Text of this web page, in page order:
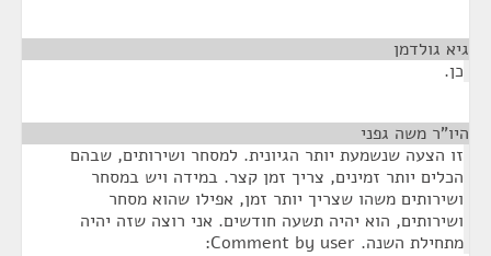
גיא גולדמן
כן.
היו"ר משה גפני
זו הצעה שנשמעת יותר הגיונית. למסחר ושירותים, שבהם
הכלים יותר זמינים, צריך זמן קצר. במידה ויש במסחר
ושירותים משהו שצריך יותר זמן, אפילו שהוא מסחר
ושירותים, הוא יהיה תשעה חודשים. אני רוצה שזה יהיה
מתחילת השנה. Comment by user: